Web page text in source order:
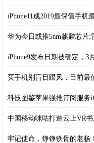
iPhone11成2019最保值手机
华为今日或推5nm麒麟芯片;
iPhone9发布日期被确定，3
买手机别盲目跟风，目前最
科技图鉴苹果强推订阅服务
中国移动咪咕打造云上VR
牢记使命，铮铮铁骨的老杨！